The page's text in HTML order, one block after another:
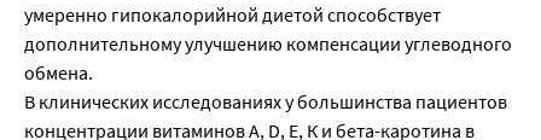
умеренно гипокалорийной диетой способствует
дополнительному улучшению компенсации углеводного
обмена.
В клинических исследованиях у большинства пациентов
концентрации витаминов A, D, E, К и бета-каротина в